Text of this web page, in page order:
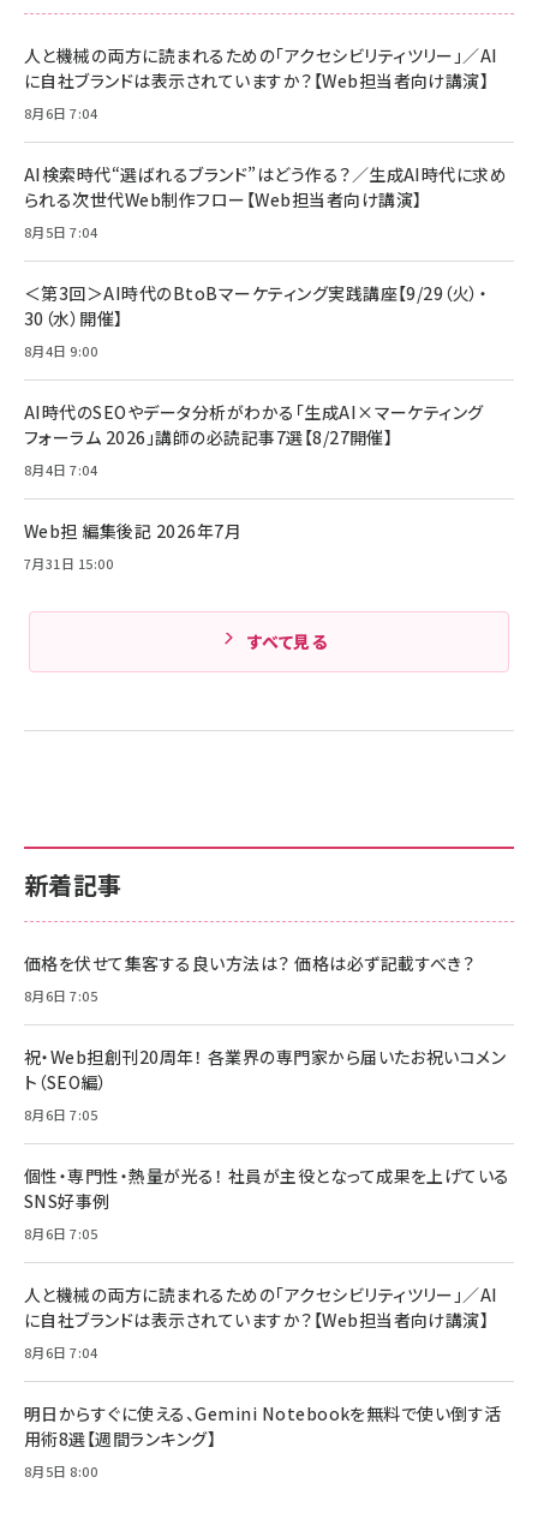
スペシャルエディション[王道エンタメの矜持／
￥1,100
年後半、あなたの恋と運命／山田涼介]
￥880
Amazonランキングをもっと見る
NIMASO ガラスフィルム iPhone 17 用 保護フィ
すい ガイド枠付き いPhone17 (6.3インチ) 対応
2枚セット DSP25F1698
￥1,599
【New】Amazon Fire TV Stick HD | 手軽にスト
レイヤー
￥6,980
Anker Soundcore P31i (Bluetooth 6.1) 【完
全ワイヤレスイヤホン/アクティブノイズキャンセリ
ング/マルチポイント接続 / 最大50時間再生 / PSE
Anker PowerLine III Flow USB-C & USB-C
ケーブル Anker絡まないケーブル 240W 結束バン
ド付き USB PD対応 シリコン素材採用 iPhone
17 / 16 / 15 / Galaxy iPad Pro MacBook
Amazonランキングをもっと見る
Amazon eギフトカード - Amazonロゴ - クラ
￥5,000
ケーブル Anker絡まないケーブル 240W 結束バン
17 / 16 / 15 / Galaxy iPad Pro MacBook
Pro/Air 各種対応 (1.8m ミッドナイトブラック)
￥1,890
キャンペーン】
￥4,857
新着記事
価格を伏せて集客する良い方法は？ 価格は必ず記載すべき？
8月6日 7:05
祝・Web担創刊20周年！ 各業界の専門家から届いたお祝いコメン
ト（SEO編）
8月6日 7:05
個性・専門性・熱量が光る！ 社員が主役となって成果を上げている
SNS好事例
8月6日 7:05
人と機械の両方に読まれるための「アクセシビリティツリー」／AI
に自社ブランドは表示されていますか？【Web担当者向け講演】
8月6日 7:04
明日からすぐに使える、Gemini Notebookを無料で使い倒す活
用術8選【週間ランキング】
8月5日 8:00
人と機械の両方に読まれるための「アクセシビリティツリー」／AI
に自社ブランドは表示されていますか？【Web担当者向け講演】
8月6日 7:04
AI検索時代“選ばれるブランド”はどう作る？／生成AI時代に求め
られる次世代Web制作フロー【Web担当者向け講演】
8月5日 7:04
＜第3回＞AI時代のBtoBマーケティング実践講座【9/29（火）・
30（水）開催】
8月4日 9:00
AI時代のSEOやデータ分析がわかる「生成AI×マーケティング
フォーラム 2026」講師の必読記事7選【8/27開催】
8月4日 7:04
Web担 編集後記 2026年7月
7月31日 15:00
すべて見る